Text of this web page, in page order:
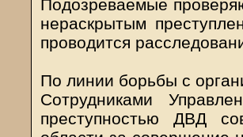
Подозреваемые
нераскрытым
проводится
По линии борьбы с
Сотрудниками
преступностью ДВД